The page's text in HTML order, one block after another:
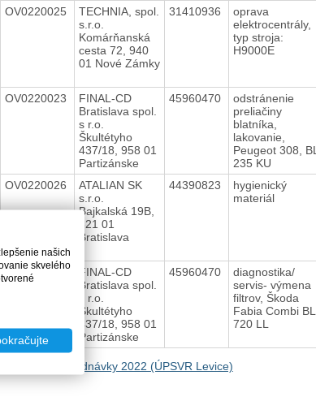
OV0220025
TECHNIA, spol.
s.r.o.
Komárňanská
cesta 72, 940
01 Nové Zámky
31410936
oprava
elektrocentrály,
typ stroja:
H9000E
OV0220023
FINAL-CD
Bratislava spol.
s r.o.
Škultétyho
437/18, 958 01
Partizánske
45960470
odstránenie
preliačiny
blatníka,
lakovanie,
Peugeot 308, BL
235 KU
OV0220026
ATALIAN SK
s.r.o.
Bajkalská 19B,
821 01
Bratislava
44390823
hygienický
materiál
OV0220022
FINAL-CD
Bratislava spol.
s r.o.
Škultétyho
437/18, 958 01
Partizánske
45960470
diagnostika/
servis- výmena
filtrov, Škoda
Fabia Combi BL
720 LL
Naspäť na Objednávky 2022 (ÚPSVR Levice)
našich
skvelého